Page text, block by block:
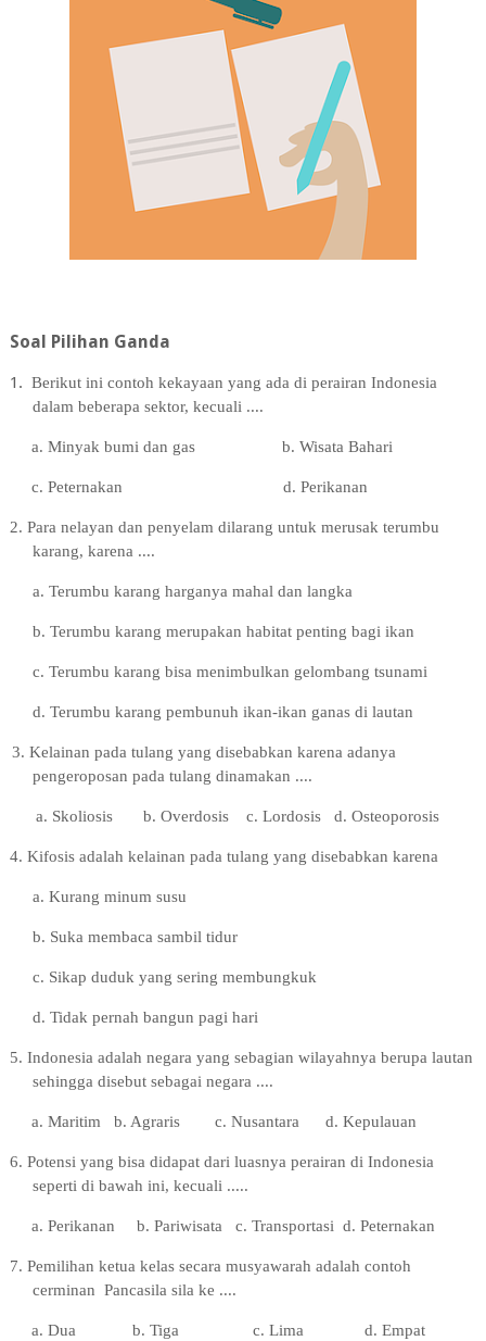
Soal Pilihan Ganda
1. Berikut ini contoh kekayaan yang ada di perairan Indonesia
dalam beberapa sektor, kecuali ....
a. Minyak bumi dan gas b. Wisata Bahari
c. Peternakan d. Perikanan
2. Para nelayan dan penyelam dilarang untuk merusak terumbu
karang, karena ....
a. Terumbu karang harganya mahal dan langka
b. Terumbu karang merupakan habitat penting bagi ikan
c. Terumbu karang bisa menimbulkan gelombang tsunami
d. Terumbu karang pembunuh ikan-ikan ganas di lautan
3. Kelainan pada tulang yang disebabkan karena adanya
pengeroposan pada tulang dinamakan ....
a. Skoliosis b. Overdosis c. Lordosis d. Osteoporosis
4. Kifosis adalah kelainan pada tulang yang disebabkan karena
a. Kurang minum susu
b. Suka membaca sambil tidur
c. Sikap duduk yang sering membungkuk
d. Tidak pernah bangun pagi hari
5. Indonesia adalah negara yang sebagian wilayahnya berupa lautan
sehingga disebut sebagai negara ....
a. Maritim b. Agraris c. Nusantara d. Kepulauan
6. Potensi yang bisa didapat dari luasnya perairan di Indonesia
seperti di bawah ini, kecuali .....
a. Perikanan b. Pariwisata c. Transportasi d. Peternakan
7. Pemilihan ketua kelas secara musyawarah adalah contoh
cerminan Pancasila sila ke ....
a. Dua b. Tiga c. Lima d. Empat